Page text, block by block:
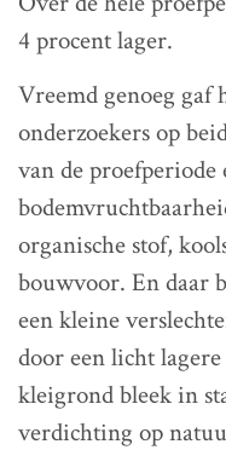
4 procent lager.
Vreemd genoeg gaf
onderzoekers op
van de proefperiode
organische stof,
bouwvoor. En daar
een kleine
door een licht
kleigrond bleek in
verdichting op